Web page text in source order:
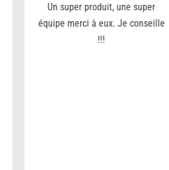
Un super produit, une super
équipe merci à eux. Je conseille
!!!